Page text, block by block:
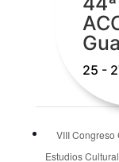
25 -
VIII Congreso
Estudios